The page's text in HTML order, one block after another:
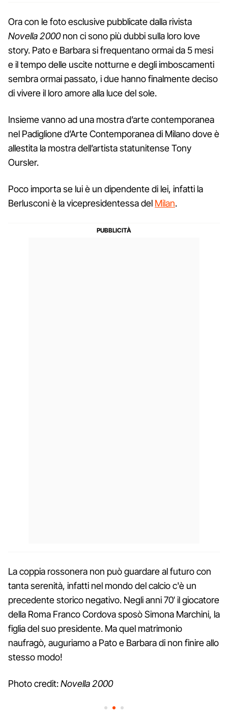
Ora con le foto esclusive pubblicate dalla rivista
Novella 2000non ci sono più dubbi sulla loro love
story. Pato e Barbara si frequentano ormai da 5 mesi
e il tempo delle uscite notturne e degli imboscamenti
sembra ormai passato, i due hanno finalmente deciso
di vivere il loro amore alla luce del sole.
Insieme vanno ad una mostra d’arte contemporanea
nel Padiglione d’Arte Contemporanea di Milano dove è
allestita la mostra dell’artista statunitense Tony
Oursler.
Poco importa se lui è un dipendente di lei, infatti la
Berlusconi è la vicepresidentessa del Milan.
La coppia rossonera non può guardare al futuro con
tanta serenità, infatti nel mondo del calcio c'è un
precedente storico negativo. Negli anni 70′ il giocatore
della Roma Franco Cordova sposò Simona Marchini, la
figlia del suo presidente. Ma quel matrimonio
naufragò, auguriamo a Pato e Barbara di non finire allo
stesso modo!
Photo credit:Novella 2000